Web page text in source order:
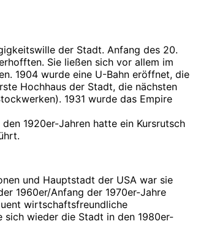
der Stadt. Anfang des 20.
Sie ließen sich vor allem im
1904 wurde eine U-Bahn eröffnet, die
Hochhaus der Stadt, die nächsten
1931 wurde das Empire
1920er-Jahren hatte ein Kursrutsch
und Hauptstadt der USA war sie
1960er/Anfang der 1970er-Jahre
wirtschaftsfreundliche
wieder die Stadt in den 1980er-